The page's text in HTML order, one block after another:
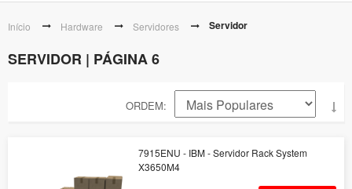
Início Hardware Servidores Servidor
SERVIDOR | PÁGINA 6
ORDEM
7915ENU - IBM - Servidor Rack System
X3650M4